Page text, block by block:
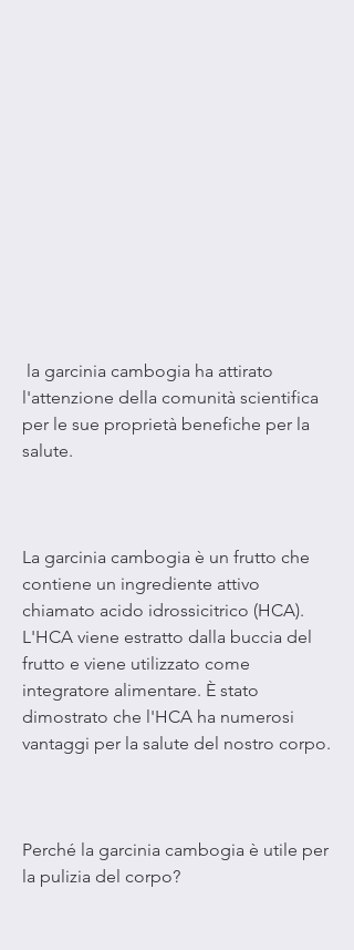
l'attenzione della comunità scientifica
per le sue proprietà benefiche per la
salute.
La garcinia cambogia è un frutto che
contiene un ingrediente attivo
chiamato acido idrossicitrico (HCA).
L'HCA viene estratto dalla buccia del
frutto e viene utilizzato come
integratore alimentare. È stato
dimostrato che l'HCA ha numerosi
vantaggi per la salute del nostro corpo.
Perché la garcinia cambogia è utile per
la pulizia del corpo?